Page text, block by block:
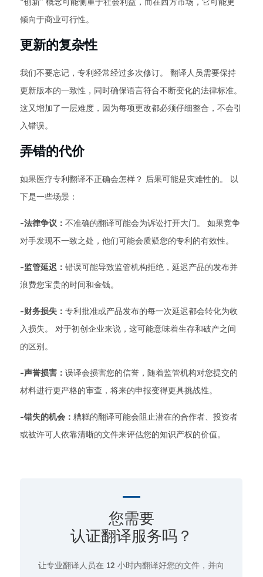
倾向于商业可行性。
更新的复杂性
我们不要忘记，专利经常经过多次修订。 翻译人员需要保持
更新版本的一致性，同时确保语言符合不断变化的法律标准。
这又增加了一层难度，因为每项更改都必须仔细整合，不会引
入错误。
弄错的代价
如果医疗专利翻译不正确会怎样？ 后果可能是灾难性的。 以
下是一些场景：
-法律争议： 不准确的翻译可能会为诉讼打开大门。 如果竞争
对手发现不一致之处，他们可能会质疑您的专利的有效性。
-监管延迟： 错误可能导致监管机构拒绝，延迟产品的发布并
浪费您宝贵的时间和金钱。
-财务损失： 专利批准或产品发布的每一次延迟都会转化为收
入损失。 对于初创企业来说，这可能意味着生存和破产之间
的区别。
-声誉损害： 误译会损害您的信誉，随着监管机构对您提交的
材料进行更严格的审查，将来的申报变得更具挑战性。
-错失的机会： 糟糕的翻译可能会阻止潜在的合作者、投资者
或被许可人依靠清晰的文件来评估您的知识产权的价值。
您需要
认证翻译服务吗？
让专业翻译人员在 12 小时内翻译好您的文件，并向